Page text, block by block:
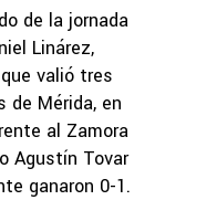
de la jornada
Linárez,
valió tres
de Mérida, en
al Zamora
Agustín Tovar
ganaron 0-1.